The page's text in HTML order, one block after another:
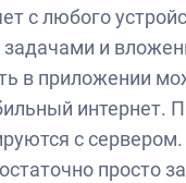
с любого
и
в приложении
интернет.
с
просто